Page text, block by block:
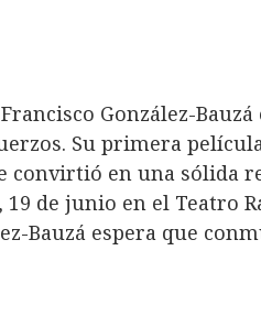
González-Bauzá
Su primera
convirtió en una sólida
de junio en el Teatro
Bauzá espera que